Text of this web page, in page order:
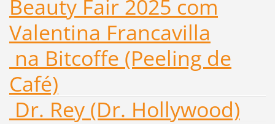
Beauty Fair 2025 com
Valentina Francavilla
na Bitcoffe (Peeling de
Café)
Dr. Rey (Dr. Hollywood)